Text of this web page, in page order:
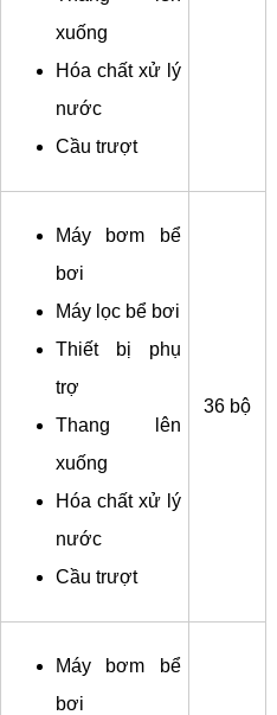
xuống
Hóa chất xử lý
nước
Cầu trượt
Máy bơm bể
bơi
Máy lọc bể bơi
Thiết bị phụ
trợ
Thang lên
xuống
Hóa chất xử lý
nước
Cầu trượt
36 bộ
Máy bơm bể
bơi